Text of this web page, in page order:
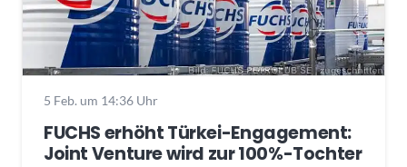
5 Feb. um 14:36 Uhr
FUCHS erhöht Türkei-Engagement:
Joint Venture wird zur 100%-Tochter